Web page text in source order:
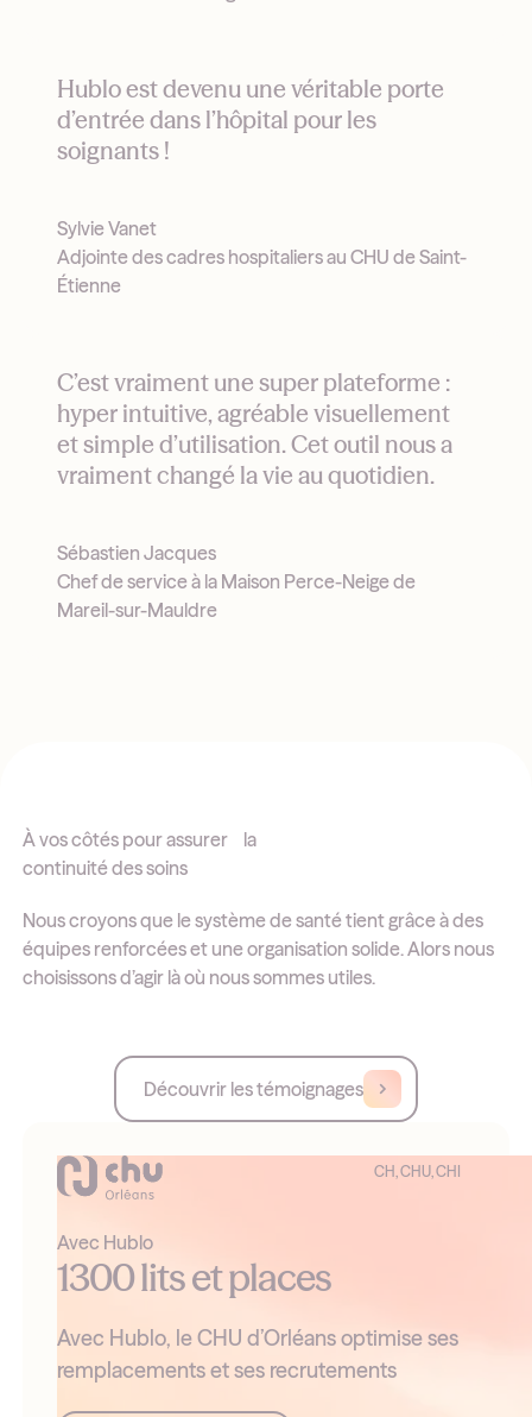
Hublo est devenu une véritable porte
d’entrée dans l’hôpital pour les
soignants !
Sylvie Vanet
Adjointe des cadres hospitaliers au CHU de Saint-
Étienne
C’est vraiment une super plateforme :
hyper intuitive, agréable visuellement
et simple d’utilisation. Cet outil nous a
vraiment changé la vie au quotidien.
Sébastien Jacques
Chef de service à la Maison Perce-Neige de
Mareil-sur-Mauldre
À vos côtés pour assurer la
continuité des soins
Nous croyons que le système de santé tient grâce à des
équipes renforcées et une organisation solide. Alors nous
choisissons d’agir là où nous sommes utiles.
Découvrir les témoignages
CH, CHU, CHI
Avec Hublo
1300 lits et places
Avec Hublo, le CHU d’Orléans optimise ses
remplacements et ses recrutements